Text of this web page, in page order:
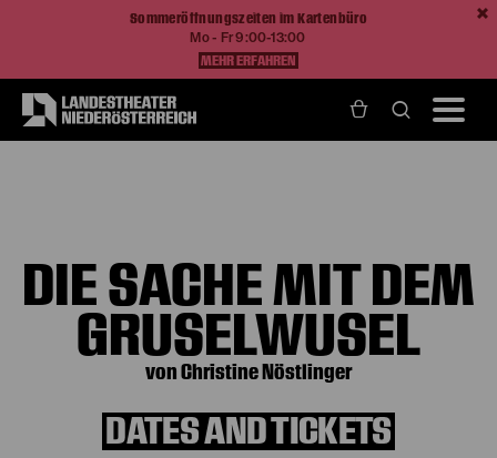
Sommeröffnungszeiten im Kartenbüro
Mo - Fr 9:00-13:00
MEHR ERFAHREN
DIE SACHE MIT DEM
GRUSELWUSEL
von Christine Nöstlinger
DATES AND TICKETS